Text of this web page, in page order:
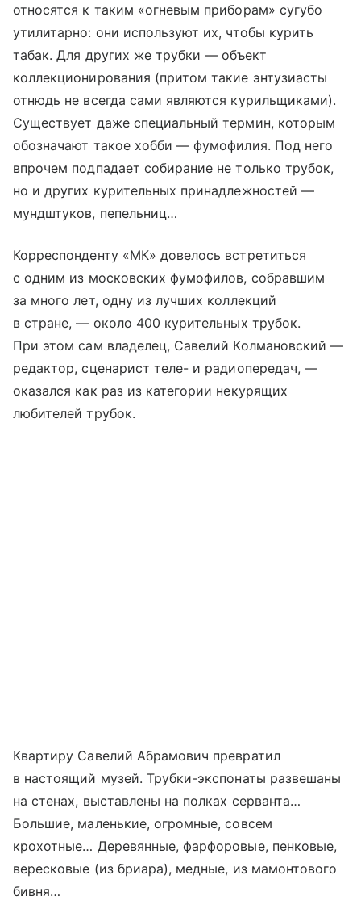
относятся к таким «огневым приборам» сугубо
утилитарно: они используют их, чтобы курить
табак. Для других же трубки — объект
коллекционирования (притом такие энтузиасты
отнюдь не всегда сами являются курильщиками).
Существует даже специальный термин, которым
обозначают такое хобби — фумофилия. Под него
впрочем подпадает собирание не только трубок,
но и других курительных принадлежностей —
мундштуков, пепельниц…
Корреспонденту «МК» довелось встретиться
с одним из московских фумофилов, собравшим
за много лет, одну из лучших коллекций
в стране, — около 400 курительных трубок.
При этом сам владелец, Савелий Колмановский —
редактор, сценарист теле- и радиопередач, —
оказался как раз из категории некурящих
любителей трубок.
Квартиру Савелий Абрамович превратил
в настоящий музей. Трубки-экспонаты развешаны
на стенах, выставлены на полках серванта…
Большие, маленькие, огромные, совсем
крохотные… Деревянные, фарфоровые, пенковые,
вересковые (из бриара), медные, из мамонтового
бивня…